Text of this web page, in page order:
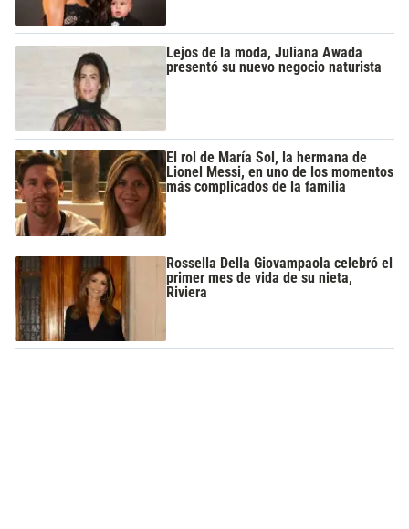
Lejos de la moda, Juliana Awada
presentó su nuevo negocio naturista
El rol de María Sol, la hermana de
Lionel Messi, en uno de los momentos
más complicados de la familia
Rossella Della Giovampaola celebró el
primer mes de vida de su nieta,
Riviera